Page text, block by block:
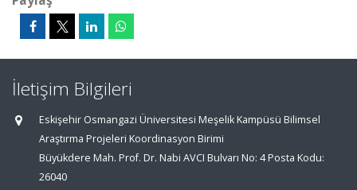
İletişim Bilgileri
Eskişehir Osmangazi Üniversitesi Meşelik Kampüsü Bilimsel
Araştırma Projeleri Koordinasyon Birimi
Büyükdere Mah. Prof. Dr. Nabi AVCI Bulvarı No: 4 Posta Kodu:
26040